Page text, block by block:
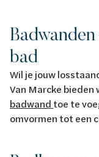
bad
Wil je jouw
Van Marcke bieden
badwand toe te
omvormen tot een